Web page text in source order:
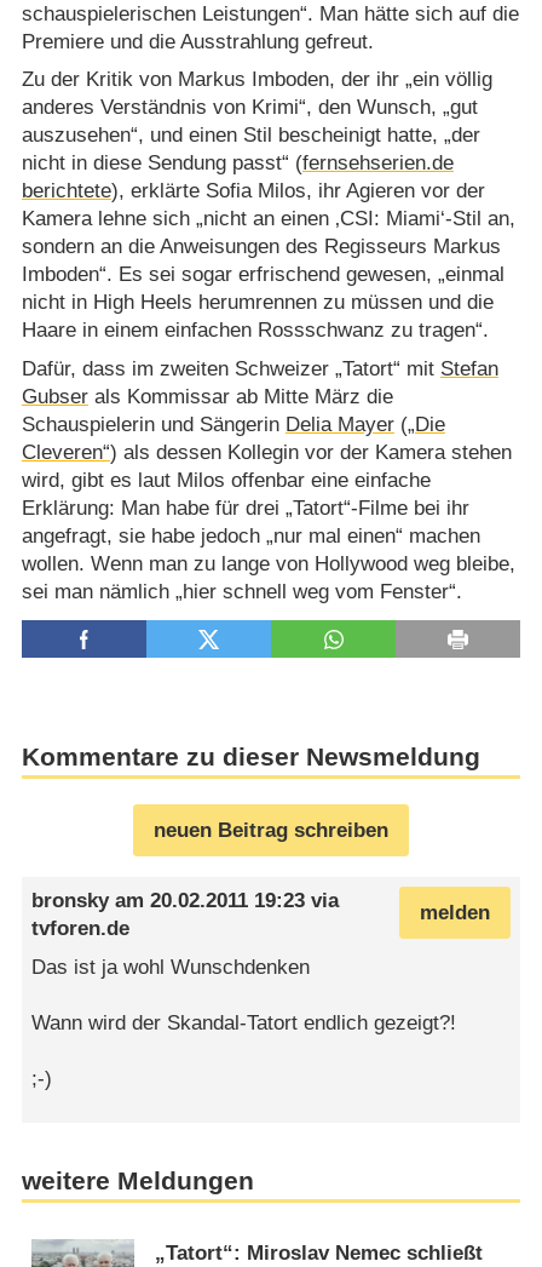
schauspielerischen Leistungen“. Man hätte sich auf die
Premiere und die Ausstrahlung gefreut.
Zu der Kritik von Markus Imboden, der ihr „ein völlig
anderes Verständnis von Krimi“, den Wunsch, „gut
auszusehen“, und einen Stil bescheinigt hatte, „der
nicht in diese Sendung passt“ (fernsehserien.de
berichtete), erklärte Sofia Milos, ihr Agieren vor der
Kamera lehne sich „nicht an einen ‚CSI: Miami‘-Stil an,
sondern an die Anweisungen des Regisseurs Markus
Imboden“. Es sei sogar erfrischend gewesen, „einmal
nicht in High Heels herumrennen zu müssen und die
Haare in einem einfachen Rossschwanz zu tragen“.
Dafür, dass im zweiten Schweizer „Tatort“ mit Stefan
Gubserals Kommissar ab Mitte März die
Schauspielerin und Sängerin Delia Mayer(„Die
Cleveren“) als dessen Kollegin vor der Kamera stehen
wird, gibt es laut Milos offenbar eine einfache
Erklärung: Man habe für drei „Tatort“-Filme bei ihr
angefragt, sie habe jedoch „nur mal einen“ machen
wollen. Wenn man zu lange von Hollywood weg bleibe,
sei man nämlich „hier schnell weg vom Fenster“.
Kommentare zu dieser Newsmeldung
neuen Beitrag schreiben
melden
bronskyam20.02.2011 19:23 via
tvforen.de
Das ist ja wohl Wunschdenken
Wann wird der Skandal-Tatort endlich gezeigt?!
;-)
weitere Meldungen
„Tatort“: Miroslav Nemec schließt